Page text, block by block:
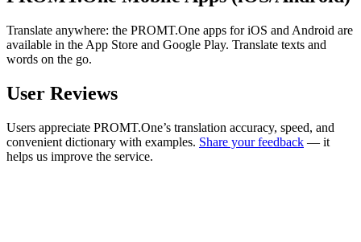
Translate anywhere: the PROMT.One apps for iOS and Android are
available in the App Store and Google Play. Translate texts and
words on the go.
User Reviews
Users appreciate PROMT.One’s translation accuracy, speed, and
convenient dictionary with examples. Share your feedback — it
helps us improve the service.